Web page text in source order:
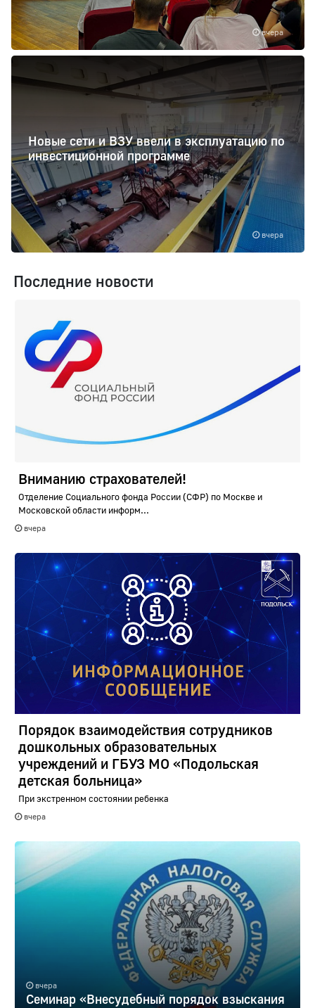
вчера
вчера
Новые сети и ВЗУ ввели в эксплуатацию по
инвестиционной программе
Последние новости
Вниманию страхователей!
Отделение Социального фонда России (СФР) по Москве и
Московской области информ...
вчера
Порядок взаимодействия сотрудников
дошкольных образовательных
учреждений и ГБУЗ МО «Подольская
детская больница»
При экстренном состоянии ребенка
вчера
вчера
Семинар «Внесудебный порядок взыскания